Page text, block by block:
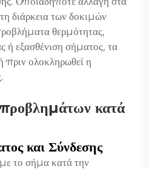
διάρκεια των δοκιμών
θερμότητας,
ή εξασθένιση σήματος, τα
ολοκληρωθεί η
κατά
και Σύνδεσης
το σήμα κατά την